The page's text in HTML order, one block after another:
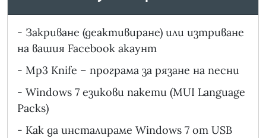
- Закриване (деактивиране) или изтриване
на вашия Facebook акаунт
- Mp3 Knife – програма за рязане на песни
- Windows 7 езикови пакети (MUI Language
Packs)
- Как да инсталираме Windows 7 от USB